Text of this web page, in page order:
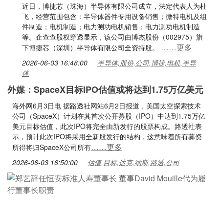
近日，博捷芯（珠海）半导体有限公司成立，法定代表人为杜
飞，经营范围包含：半导体器件专用设备销售；微特电机及组
件制造；电机制造；电力测功电机销售；电力测功电机制造
等。企查查股权穿透显示，该公司由博杰股份（002975）旗
下博捷芯（深圳）半导体有限公司全资持股。 ……更多
2026-06-03 16:48:00
半导体,股份,公司,博捷,电机,半导
体
外媒：SpaceX目标IPO估值或将达到1.75万亿美元
海外网6月3日电 据路透社网站6月2日报道，美国太空探索技术
公司（SpaceX）计划在其首次公开募股（IPO）中达到1.75万亿
美元目标估值，此次IPO将完全由新发行的股票构成。路透社表
示，预计此次IPO将采用全新股发行的结构，这意味着所有募资
所得将归SpaceX公司所有……更多
2026-06-03 16:50:00 估值,目标,达克,纳斯,路透,公司